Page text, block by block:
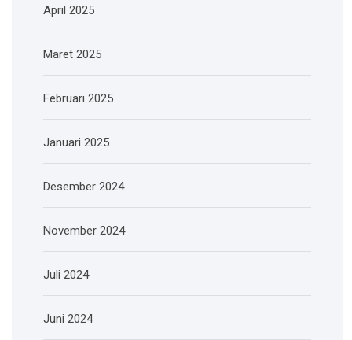
April 2025
Maret 2025
Februari 2025
Januari 2025
Desember 2024
November 2024
Juli 2024
Juni 2024